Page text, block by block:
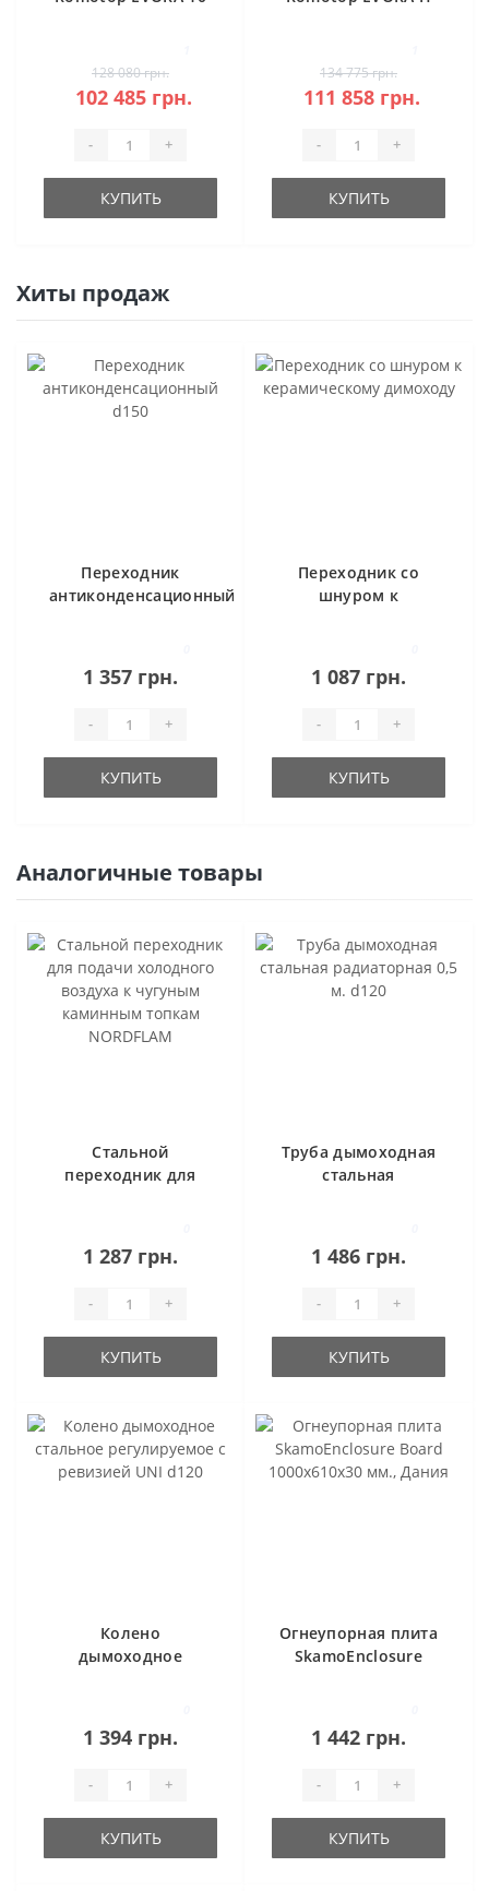
128 080 грн.
102 485 грн.
- +
КУПИТЬ
134 775 грн.
111 858 грн.
- +
КУПИТЬ
Хиты продаж
Переходник
антиконденсационный
1 357 грн.
- +
КУПИТЬ
Переходник со
шнуром к
1 087 грн.
- +
КУПИТЬ
Аналогичные товары
Стальной
переходник для
NORDFLAM
1 287 грн.
- +
КУПИТЬ
Труба дымоходная
стальная
1 486 грн.
- +
КУПИТЬ
Колено
дымоходное
1 394 грн.
- +
КУПИТЬ
Огнеупорная плита
SkamoEnclosure
1 442 грн.
- +
КУПИТЬ